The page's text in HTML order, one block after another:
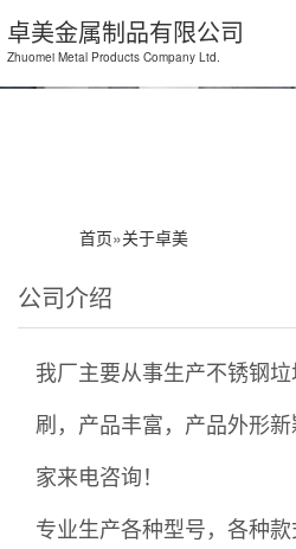
卓美金属制品有限公司
Zhuomei Metal Products Company Ltd.
首页»关于卓美
公司介绍
我厂主要从事生产不锈钢
刷，产品丰富，产品外形
家来电咨询！
专业生产各种型号，各种